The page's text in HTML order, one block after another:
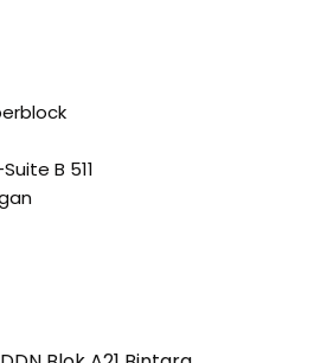
B 511